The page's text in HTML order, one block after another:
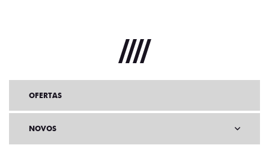
OFERTAS
NOVOS